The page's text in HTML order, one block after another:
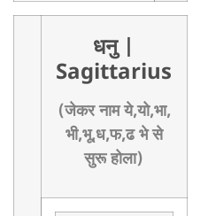
धनु
Sagittarius
(जेकर नाम ये,यो,भा,
भी,भू,ध,फ,ढ भे से
सुरू होला)